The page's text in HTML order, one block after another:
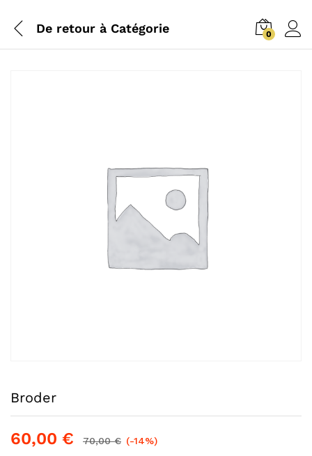
De retour à Catégorie 0
Broder
60,00 € 70,00€ (-14%)